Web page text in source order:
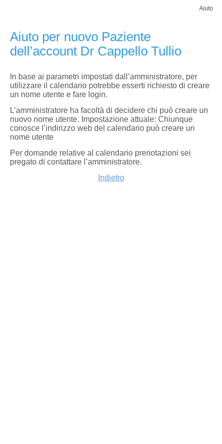
Aiuto
Aiuto per nuovo Paziente
dell’account Dr Cappello Tullio
In base ai parametri impostati dall’amministratore, per
utilizzare il calendario potrebbe esserti richiesto di creare
un nome utente e fare login.
L’amministratore ha facoltà di decidere chi può creare un
nuovo nome utente. Impostazione attuale: Chiunque
conosce l’indirizzo web del calendario può creare un
nome utente
Per domande relative al calendario prenotazioni sei
pregato di contattare l’amministratore.
Indietro